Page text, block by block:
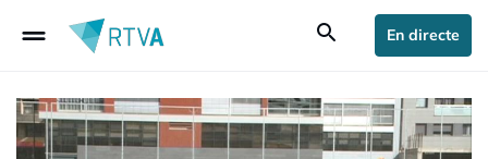
drag_handle search En directe